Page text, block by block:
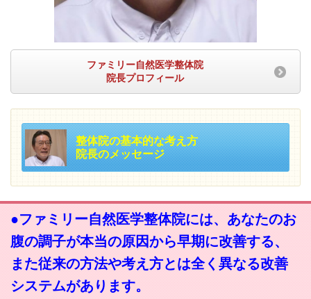
ファミリー自然医学整体院
院長プロフィール
整体院の基本的な考え方
院長のメッセージ
●ファミリー自然医学整体院には、あなたのお
腹の調子が本当の原因から早期に改善する、
また従来の方法や考え方とは全く異なる改善
システムがあります。